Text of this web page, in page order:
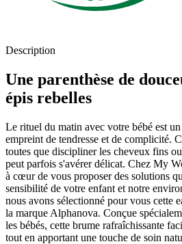
Description
Une parenthèse de
épis rebelles
Le rituel du matin avec votre bébé est
empreint de tendresse et de complicité.
toutes que discipliner les cheveux fins
peut parfois s'avérer délicat. Chez My
à cœur de vous proposer des solutions
sensibilité de votre enfant et notre
nous avons sélectionné pour vous cette
la marque Alphanova. Conçue
les bébés, cette brume rafraîchissante
tout en apportant une touche de soin